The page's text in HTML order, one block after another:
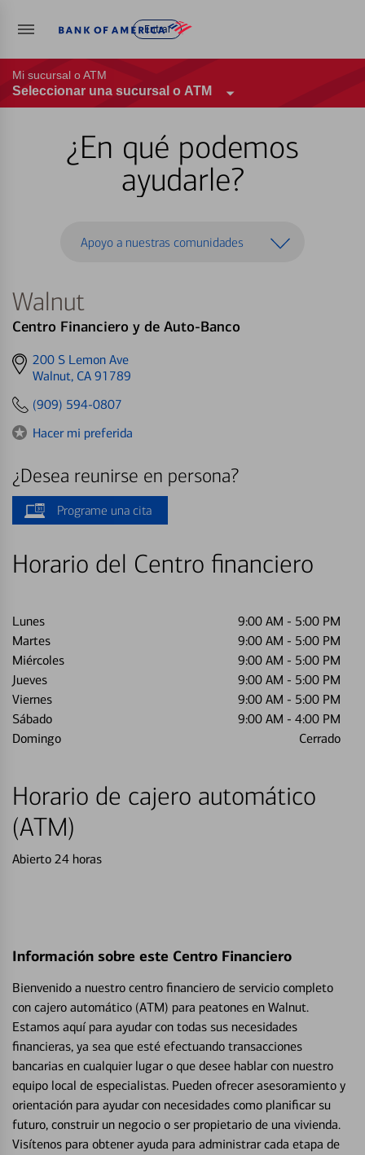
Entrar
Mi sucursal o ATM
Seleccionar una sucursal o ATM
¿En qué podemos
ayudarle?
Apoyo a nuestras comunidades
Walnut
Centro Financiero y de Auto-Banco
Get
directions
200 S Lemon Ave
Walnut, CA 91789
(909) 594-0807
Hacer mi preferida
¿Desea reunirse en persona?
Programe una cita
Horario del Centro financiero
Lunes 9:00 AM - 5:00 PM
Martes
9:00 AM - 5:00 PM
Miércoles
9:00 AM - 5:00 PM
Jueves
9:00 AM - 5:00 PM
Viernes
9:00 AM - 5:00 PM
Sábado
9:00 AM - 4:00 PM
Domingo
Cerrado
Horario de cajero automático
(ATM)
Abierto 24 horas
Información sobre este Centro Financiero
Bienvenido a nuestro centro financiero de servicio completo
con cajero automático (ATM) para peatones en Walnut.
Estamos aquí para ayudar con todas sus necesidades
financieras, ya sea que esté efectuando transacciones
bancarias en cualquier lugar o que desee hablar con nuestro
equipo local de especialistas. Pueden ofrecer asesoramiento y
orientación para ayudar con necesidades como planificar su
futuro, construir un negocio o ser propietario de una vivienda.
Visítenos para obtener ayuda para administrar cada etapa de